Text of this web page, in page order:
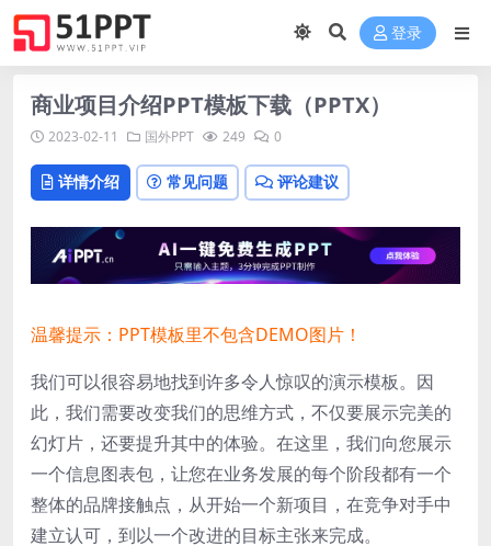
登录
商业项目介绍PPT模板下载（PPTX）
2023-02-11 国外PPT 249 0
详情介绍 常见问题 评论建议
温馨提示：PPT模板里不包含DEMO图片！
我们可以很容易地找到许多令人惊叹的演示模板。因
此，我们需要改变我们的思维方式，不仅要展示完美的
幻灯片，还要提升其中的体验。在这里，我们向您展示
一个信息图表包，让您在业务发展的每个阶段都有一个
整体的品牌接触点，从开始一个新项目，在竞争对手中
建立认可，到以一个改进的目标主张来完成。